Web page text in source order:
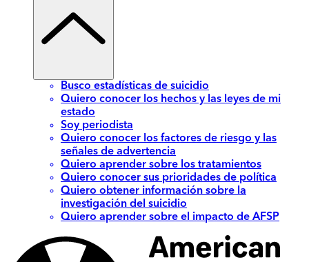
Busco estadísticas de suicidio
Quiero conocer los hechos y las leyes de mi
estado
Soy periodista
Quiero conocer los factores de riesgo y las
señales de advertencia
Quiero aprender sobre los tratamientos
Quiero conocer sus prioridades de política
Quiero obtener información sobre la
investigación del suicidio
Quiero aprender sobre el impacto de AFSP